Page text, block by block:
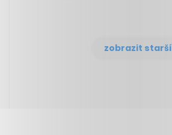
zobrazit starší